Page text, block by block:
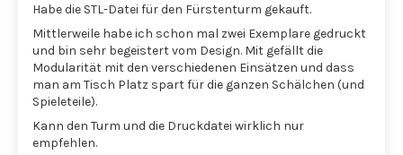
Habe die STL-Datei für den Fürstenturm gekauft.
Mittlerweile habe ich schon mal zwei Exemplare gedruckt
und bin sehr begeistert vom Design. Mit gefällt die
Modularität mit den verschiedenen Einsätzen und dass
man am Tisch Platz spart für die ganzen Schälchen (und
Spieleteile).
Kann den Turm und die Druckdatei wirklich nur
empfehlen.